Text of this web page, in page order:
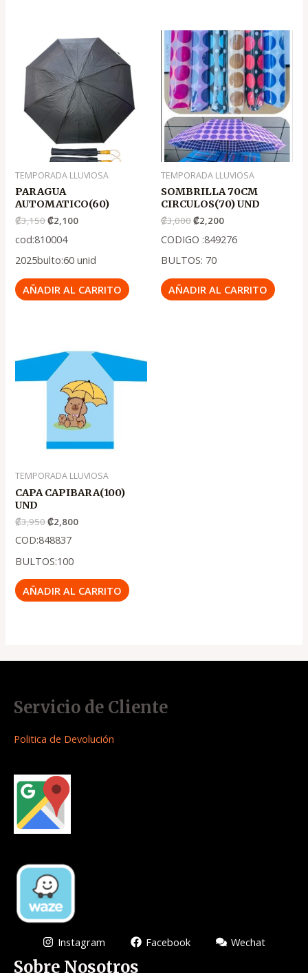
TEMPORADA LLUVIOSA
PARAGUA
AUTOMATICO(60)
₡3,150
precio
original
era:
.
₡3,150
₡2,100
El
precio
actual
es:
.
₡2,100
cod:810004
2025bulto:60 unid
AÑADIR AL CARRITO
TEMPORADA LLUVIOSA
SOMBRILLA 70CM
CIRCULOS(70) UND
₡3,000
El
precio
original
era:
.
₡3,000
₡2,200
El
precio
actual
es:
.
₡2,200
CODIGO :849276
BULTOS: 70
AÑADIR AL CARRITO
TEMPORADA LLUVIOSA
CAPA CAPIBARA(100)
UND
₡3,950
original
era:
.
₡3,950
₡2,800
actual
.
₡2,800
COD:848837
BULTOS:100
AÑADIR AL CARRITO
Servicio de Cliente
Politica de Devolución
Instagram Facebook Wechat
Sobre Nosotros